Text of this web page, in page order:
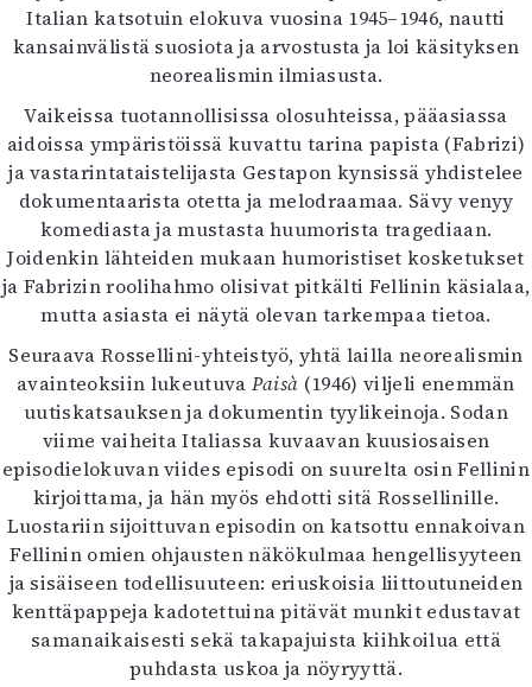
Italian katsotuin elokuva vuosina 1945–1946, nautti
kansainvälistä suosiota ja arvostusta ja loi käsityksen
neorealismin ilmiasusta.
Vaikeissa tuotannollisissa olosuhteissa, pääasiassa
aidoissa ympäristöissä kuvattu tarina papista (Fabrizi)
ja vastarintataistelijasta Gestapon kynsissä yhdistelee
dokumentaarista otetta ja melodraamaa. Sävy venyy
komediasta ja mustasta huumorista tragediaan.
Joidenkin lähteiden mukaan humoristiset kosketukset
ja Fabrizin roolihahmo olisivat pitkälti Fellinin käsialaa,
mutta asiasta ei näytä olevan tarkempaa tietoa.
Seuraava Rossellini-yhteistyö, yhtä lailla neorealismin
avainteoksiin lukeutuva Paisà (1946) viljeli enemmän
uutiskatsauksen ja dokumentin tyylikeinoja. Sodan
viime vaiheita Italiassa kuvaavan kuusiosaisen
episodielokuvan viides episodi on suurelta osin Fellinin
kirjoittama, ja hän myös ehdotti sitä Rossellinille.
Luostariin sijoittuvan episodin on katsottu ennakoivan
Fellinin omien ohjausten näkökulmaa hengellisyyteen
ja sisäiseen todellisuuteen: eriuskoisia liittoutuneiden
kenttäpappeja kadotettuina pitävät munkit edustavat
samanaikaisesti sekä takapajuista kiihkoilua että
puhdasta uskoa ja nöyryyttä.